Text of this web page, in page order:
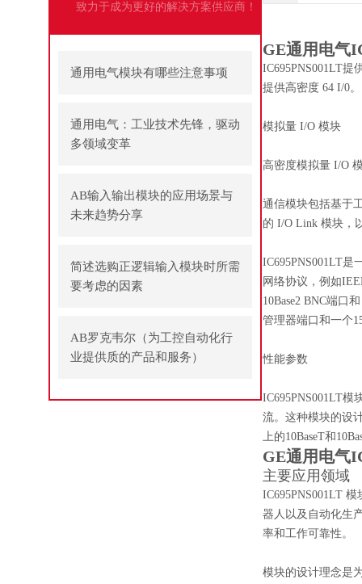
致力于成为更好的解决方案供应商！
通用电气模块有哪些注意事项
通用电气：工业技术先锋，驱动
多领域变革
AB输入输出模块的应用场景与
未来趋势分享
简述选购正逻辑输入模块时所需
要考虑的因素
AB罗克韦尔（为工控自动化行
业提供质的产品和服务）
GE通用电气
IC695PNS001LT
提供高密度 64 I/0。
模拟量 I/O 模块
高密度模拟量 I/O
通信模块包括基于
的 I/O Link 模块，
IC695PNS001LT
网络协议，例如
10Base2 BNC端口
管理器端口和一个
性能参数
IC695PNS001LT模
流。这种模块的设
上的10BaseT和
GE通用电气
主要应用领域
IC695PNS001LT
器人以及自动化生
率和工作可靠性。
模块的设计理念是